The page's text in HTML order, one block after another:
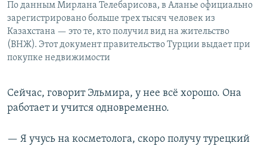
По данным Мирлана Телебарисова, в Аланье официально
зарегистрировано больше трех тысяч человек из
Казахстана — это те, кто получил вид на жительство
(ВНЖ). Этот документ правительство Турции выдает при
покупке недвижимости
Сейчас, говорит Эльмира, у нее всё хорошо. Она
работает и учится одновременно.
— Я учусь на косметолога, скоро получу турецкий